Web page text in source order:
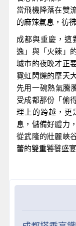
當飛機降落在雙
的麻辣氣息，彷
成都與重慶，這
逸」與「火辣」
城市的夜晚才正
霓虹閃爍的摩天
先用一碗熱氣騰
受成都那份「偷
理上的跨越，更
息，儲備好體力
從武隆的壯麗峽
蕾的雙重饕餮盛宴